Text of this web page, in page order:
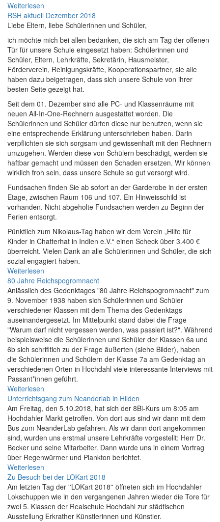
Weiterlesen
RSH aktuell Dezember 2018
Liebe Eltern, liebe Schülerinnen und Schüler,
ich möchte mich bei allen bedanken, die sich am Tag der offenen
Tür für unsere Schule eingesetzt haben: Schülerinnen und
Schüler, Eltern, Lehrkräfte, Sekretärin, Hausmeister,
Förderverein, Reinigungskräfte, Kooperationspartner, sie alle
haben dazu beigetragen, dass sich unsere Schule von ihrer
besten Seite gezeigt hat.
Seit dem 01. Dezember sind alle PC- und Klassenräume mit
neuen All-In-One-Rechnern ausgestattet worden. Die
Schülerinnen und Schüler dürfen diese nur benutzen, wenn sie
eine entsprechende Erklärung unterschrieben haben. Darin
verpflichten sie sich sorgsam und gewissenhaft mit den Rechnern
umzugehen. Werden diese von Schülern beschädigt, werden sie
haftbar gemacht und müssen den Schaden ersetzen. Wir können
wirklich froh sein, dass unsere Schule so gut versorgt wird.
Fundsachen finden Sie ab sofort an der Garderobe in der ersten
Etage, zwischen Raum 106 und 107. Ein Hinweisschild ist
vorhanden. Nicht abgeholte Fundsachen werden zu Beginn der
Ferien entsorgt.
Pünktlich zum Nikolaus-Tag haben wir dem Verein „Hilfe für
Kinder in Chatterhat in Indien e.V.“ einen Scheck über 3.400 €
überreicht. Vielen Dank an alle Schülerinnen und Schüler, die sich
sozial engagiert haben.
Weiterlesen
80 Jahre Reichspogromnacht
Anlässlich des Gedenktages "80 Jahre Reichspogromnacht" zum
9. November 1938 haben sich Schülerinnen und Schüler
verschiedener Klassen mit dem Thema des Gedenktags
auseinandergesetzt. Im Mittelpunkt stand dabei die Frage
"Warum darf nicht vergessen werden, was passiert ist?". Während
beispielsweise die Schülerinnen und Schüler der Klassen 6a und
6b sich schrifltich zu der Frage äußerten (siehe Bilder), haben
die Schülerinnen und Schülern der Klasse 7a am Gedenktag an
verschiedenen Orten in Hochdahl viele interessante Interviews mit
Passant*innen geführt.
Weiterlesen
Unterrichtsgang zum Neanderlab in Hilden
Am Freitag, den 5.10.2018, hat sich der 8Bi-Kurs um 8:05 am
Hochdahler Markt getroffen. Von dort aus sind wir dann mit dem
Bus zum NeanderLab gefahren. Als wir dann dort angekommen
sind, wurden uns erstmal unsere Lehrkräfte vorgestellt: Herr Dr.
Becker und seine Mitarbeiter. Dann wurde uns in einem Vortrag
über Regenwürmer und Plankton berichtet.
Weiterlesen
Zu Besuch bei der LOKart 2018
Am letzten Tag der ''LOKart 2018'' öffneten sich im Hochdahler
Lokschuppen wie in den vergangenen Jahren wieder die Tore für
zwei 5. Klassen der Realschule Hochdahl zur städtischen
Ausstellung Erkrather Künstlerinnen und Künstler.